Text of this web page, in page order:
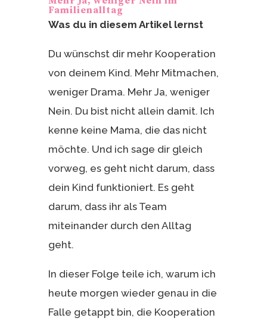
Familienalltag
Was du in diesem Artikel lernst
Du wünschst dir mehr Kooperation
von deinem Kind. Mehr Mitmachen,
weniger Drama. Mehr Ja, weniger
Nein. Du bist nicht allein damit. Ich
kenne keine Mama, die das nicht
möchte. Und ich sage dir gleich
vorweg, es geht nicht darum, dass
dein Kind funktioniert. Es geht
darum, dass ihr als Team
miteinander durch den Alltag
geht.
In dieser Folge teile ich, warum ich
heute morgen wieder genau in die
Falle getappt bin, die Kooperation